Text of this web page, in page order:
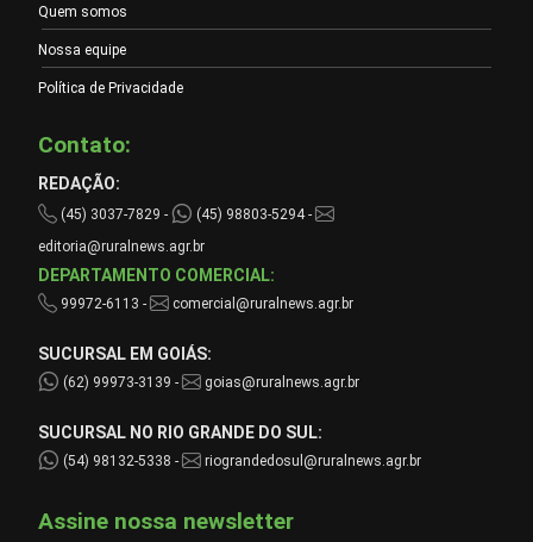
Quem somos
Nossa equipe
Política de Privacidade
Contato:
REDAÇÃO:
(45) 3037-7829 -
(45) 98803-5294 -
editoria@ruralnews.agr.br
DEPARTAMENTO COMERCIAL:
99972-6113 - comercial@ruralnews.agr.br
SUCURSAL EM GOIÁS:
(62) 99973-3139 - goias@ruralnews.agr.br
SUCURSAL NO RIO GRANDE DO SUL:
(54) 98132-5338 - riograndedosul@ruralnews.agr.br
Assine nossa newsletter